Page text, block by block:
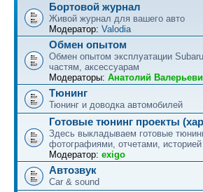
Бортовой журнал
Живой журнал для вашего авто
Модератор: Valodia
Обмен опытом
Обмен опытом эксплуатации
частям, аксессуарам
Модераторы: Анатолий
Тюнинг
Тюнинг и доводка автомобилей
Готовые тюнинг проекты
Здесь выкладываем готовые
фотографиями, отчетами,
Модератор: exigo
Автозвук
Car & sound